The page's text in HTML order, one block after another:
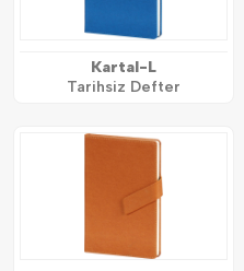
Kartal-L
Tarihsiz Defter